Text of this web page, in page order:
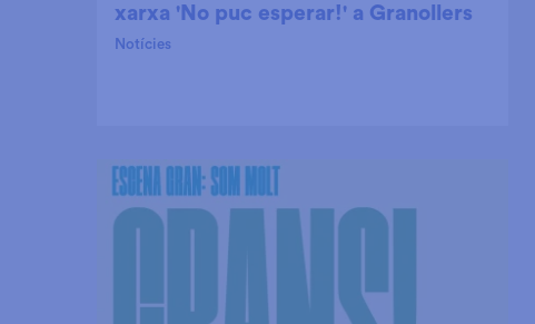
xarxa 'No puc esperar!' a Granollers
Notícies